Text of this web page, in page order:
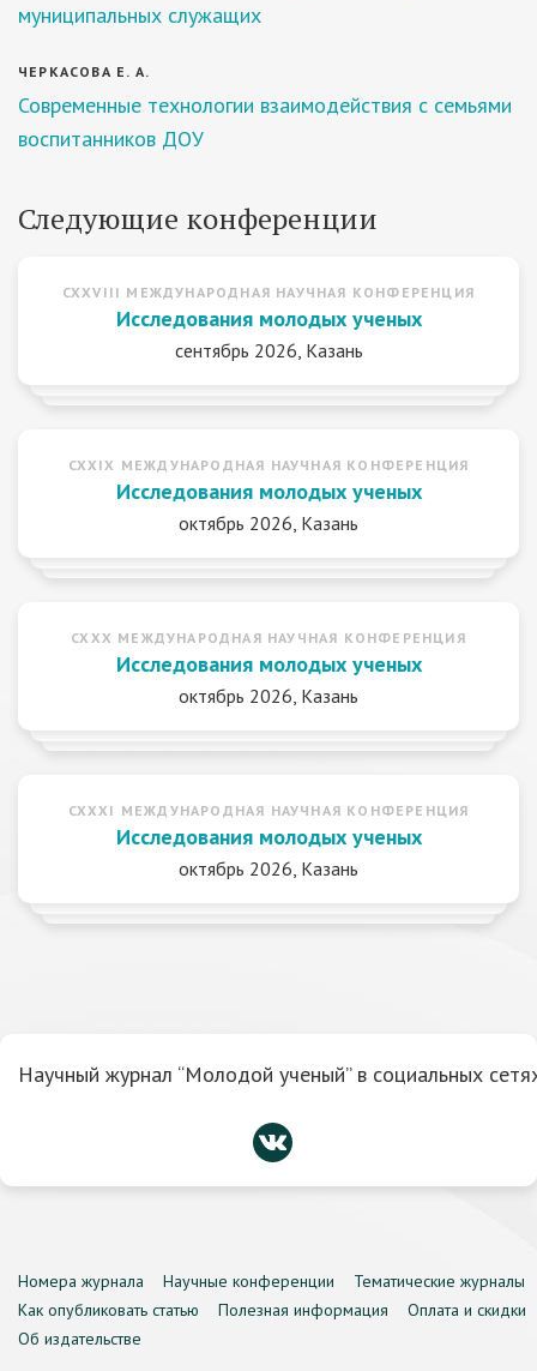
муниципальных служащих
ЧЕРКАСОВА Е. А.
Современные технологии взаимодействия с семьями
воспитанников ДОУ
Следующие конференции
CXXVIII МЕЖДУНАРОДНАЯ НАУЧНАЯ КОНФЕРЕНЦИЯ
Исследования молодых ученых
сентябрь 2026, Казань
CXXIX МЕЖДУНАРОДНАЯ НАУЧНАЯ КОНФЕРЕНЦИЯ
Исследования молодых ученых
октябрь 2026, Казань
CXXX МЕЖДУНАРОДНАЯ НАУЧНАЯ КОНФЕРЕНЦИЯ
Исследования молодых ученых
октябрь 2026, Казань
CXXXI МЕЖДУНАРОДНАЯ НАУЧНАЯ КОНФЕРЕНЦИЯ
Исследования молодых ученых
октябрь 2026, Казань
Научный журнал “Молодой ученый” в социальных
Номера журнала Научные конференции
Тематические журналы
Как опубликовать статью
Полезная информация
Оплата и скидки
Об издательстве